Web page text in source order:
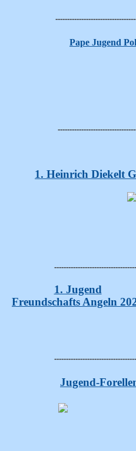
Pape Jugend
1. Heinrich Diekelt
1. Jugend
Freundschafts Angeln
Jugend-